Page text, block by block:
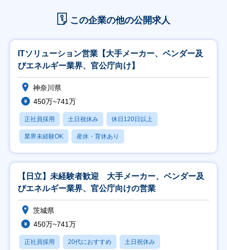
この企業の他の公開求人
ITソリューション営業【大手メーカー、ベンダー及
びエネルギー業界、官公庁向け】
神奈川県
450万~741万
正社員採用 土日祝休み 休日120日以上
業界未経験OK 産休・育休あり
【日立】未経験者歓迎 大手メーカー、ベンダー及
びエネルギー業界、官公庁向けの営業
茨城県
450万~741万
正社員採用 20代におすすめ 土日祝休み